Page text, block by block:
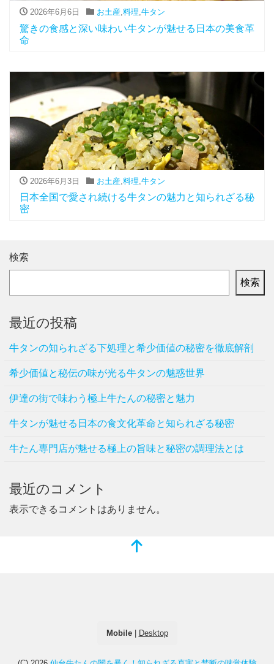
2026年6月6日 お土産,料理,牛タン
驚きの食感と深い味わい牛タンが魅せる日本の美食革
命
2026年6月3日 お土産,料理,牛タン
日本全国で愛され続ける牛タンの魅力と知られざる秘
密
検索
検索
最近の投稿
牛タンの知られざる下処理と希少価値の秘密を徹底解剖
希少価値と秘伝の味が光る牛タンの魅惑世界
伊達の街で味わう極上牛たんの秘密と魅力
牛タンが魅せる日本の食文化革命と知られざる秘密
牛たん専門店が魅せる極上の旨味と秘密の調理法とは
最近のコメント
表示できるコメントはありません。
Mobile| Desktop